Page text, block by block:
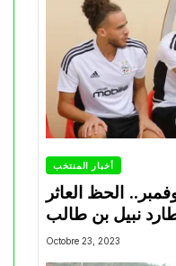
أخبار المنتخب
الحظ العاثر
Octobre 23, 2023